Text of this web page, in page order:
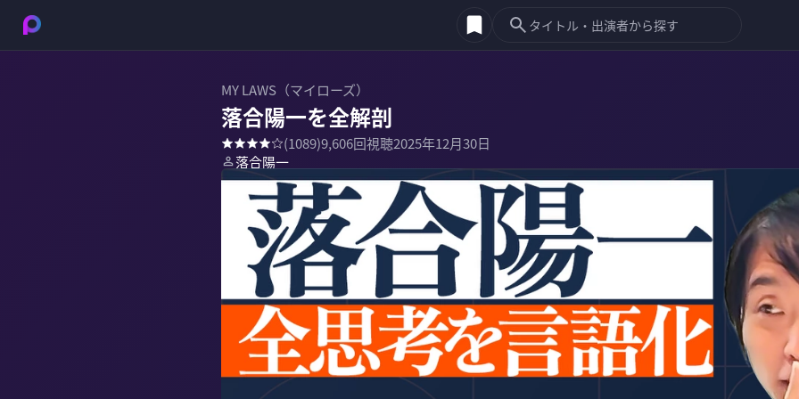
MY LAWS（マイローズ）
落合陽一を全解剖
(1089)9,606回視聴2025年12月30日
落合陽一